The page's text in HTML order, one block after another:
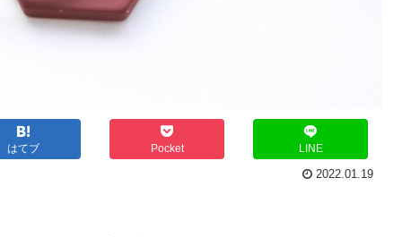
はてブ Pocket LINE
2022.01.19